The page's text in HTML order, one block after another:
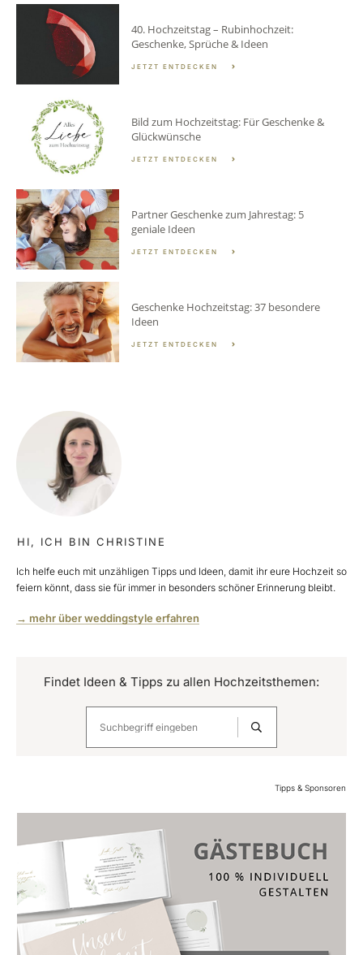
40. Hochzeitstag – Rubinhochzeit:
Geschenke, Sprüche & Ideen
JETZT ENTDECKEN
Bild zum Hochzeitstag: Für Geschenke &
Glückwünsche
JETZT ENTDECKEN
Partner Geschenke zum Jahrestag: 5
geniale Ideen
JETZT ENTDECKEN
Geschenke Hochzeitstag: 37 besondere
Ideen
JETZT ENTDECKEN
HI, ICH BIN CHRISTINE
Ich helfe euch mit unzähligen Tipps und Ideen, damit ihr eure Hochzeit so
feiern könnt, dass sie für immer in besonders schöner Erinnerung bleibt.
→ mehr über weddingstyle erfahren
Findet Ideen & Tipps zu allen Hochzeitsthemen:
Tipps & Sponsoren